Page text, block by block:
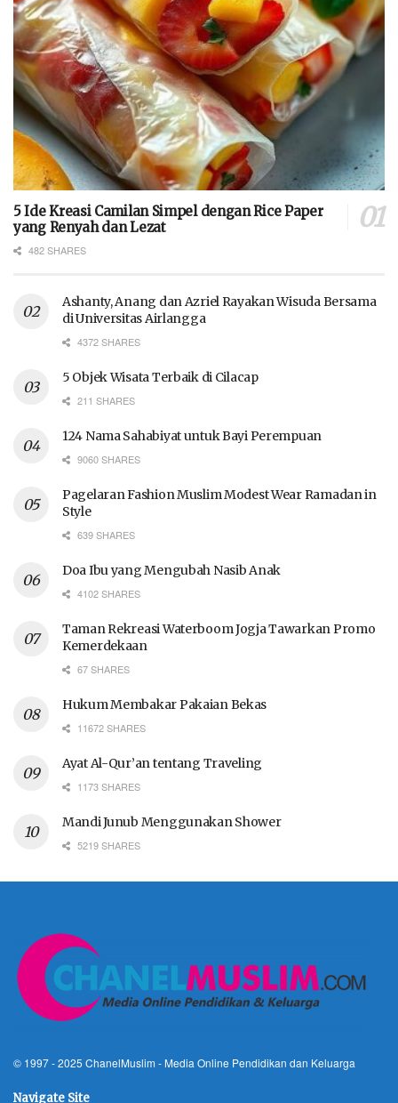
5 Ide Kreasi Camilan Simpel dengan Rice Paper
yang Renyah dan Lezat
482 SHARES
Ashanty, Anang dan Azriel Rayakan Wisuda Bersama
di Universitas Airlangga
4372 SHARES
5 Objek Wisata Terbaik di Cilacap
211 SHARES
124 Nama Sahabiyat untuk Bayi Perempuan
9060 SHARES
Pagelaran Fashion Muslim Modest Wear Ramadan in
Style
639 SHARES
Doa Ibu yang Mengubah Nasib Anak
4102 SHARES
Taman Rekreasi Waterboom Jogja Tawarkan Promo
Kemerdekaan
67 SHARES
Hukum Membakar Pakaian Bekas
11672 SHARES
Ayat Al-Qur’an tentang Traveling
1173 SHARES
Mandi Junub Menggunakan Shower
5219 SHARES
© 1997 - 2025 ChanelMuslim - Media Online Pendidikan dan Keluarga
Navigate Site